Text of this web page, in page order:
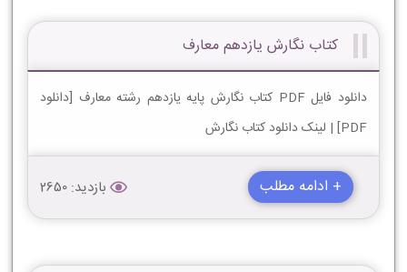
کتاب نگارش یازدهم معارف
دانلود فایل PDF کتاب نگارش پایه یازدهم رشته معارف [دانلود
PDF] | لینک دانلود کتاب نگارش
+ ادامه مطلب بازدید: 2650